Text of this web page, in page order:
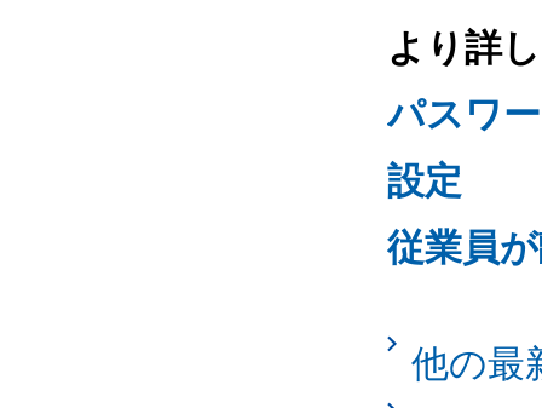
より詳
パスワ
設定
従業員
他の最